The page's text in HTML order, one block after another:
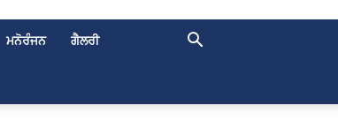
ਮਨੋਰੰਜਨ ਗੈਲਰੀ